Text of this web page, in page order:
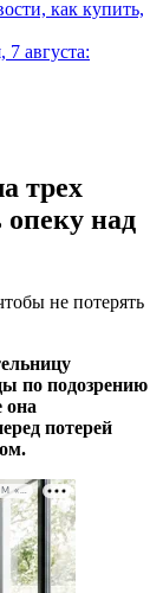
как купить,
августа:
трех
опеку над
не потерять
по подозрению
она
потерей
РЕКЛАМА • ООО СТРОИТЕЛЬНЫЙ ТОРГОВЫЙ ДОМ «ПЕТРОВИЧ». ИНН: 7802348846